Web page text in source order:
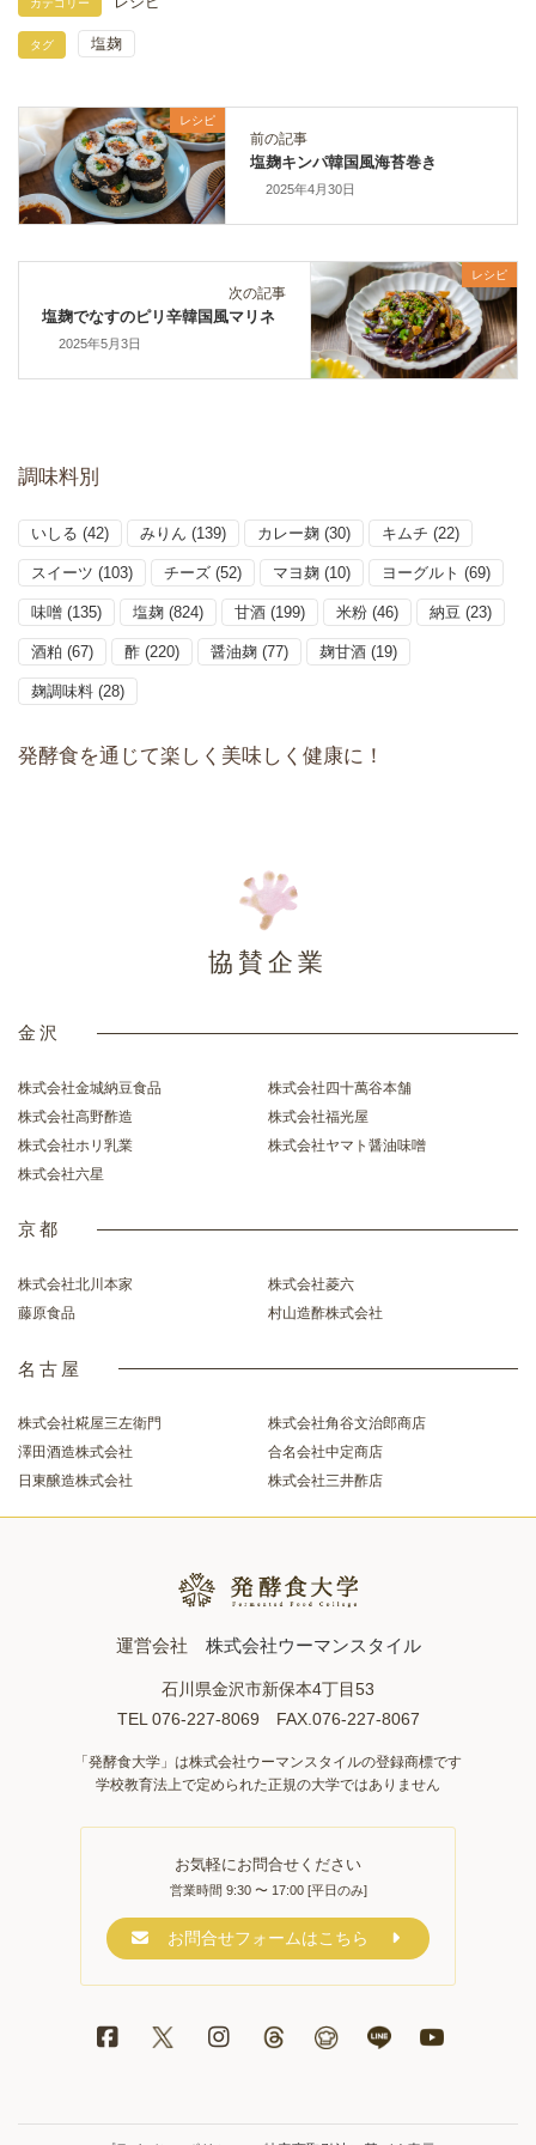
タグ 塩麹
レシピ
前の記事
塩麹キンパ韓国風海苔巻き
2025年4月30日
レシピ
次の記事
塩麹でなすのピリ辛韓国風マリネ
2025年5月3日
調味料別
いしる (42) みりん (139) カレー麹 (30) キムチ (22)
スイーツ (103) チーズ (52) マヨ麹 (10) ヨーグルト (69)
味噌 (135) 塩麹 (824) 甘酒 (199) 米粉 (46) 納豆 (23)
酒粕 (67) 酢 (220) 醤油麹 (77) 麹甘酒 (19)
麹調味料 (28)
発酵食を通じて楽しく美味しく健康に！
協賛企業
金沢
株式会社金城納豆食品
株式会社四十萬谷本舗
株式会社高野酢造
株式会社福光屋
株式会社ホリ乳業
株式会社ヤマト醤油味噌
株式会社六星
京都
株式会社北川本家
株式会社菱六
藤原食品
村山造酢株式会社
名古屋
株式会社糀屋三左衛門
株式会社角谷文治郎商店
澤田酒造株式会社
合名会社中定商店
日東醸造株式会社
株式会社三井酢店
運営会社 株式会社ウーマンスタイル
石川県金沢市新保本4丁目53
TEL 076-227-8069 FAX.076-227-8067
「発酵食大学」は株式会社ウーマンスタイルの登録商標です
学校教育法上で定められた正規の大学ではありません
お気軽にお問合せください
営業時間 9:30 〜 17:00 [平日のみ]
お問合せフォームはこちら